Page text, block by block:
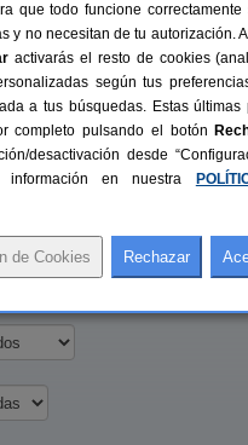
8+1
desde
Rural Aguas Frías
Omañuela (León)
que todo funcione correctamente
y no necesitan de tu autorización.
activarás el resto de cookies
según tus
a tus búsquedas. Estas últimas
completo pulsando el botón
desactivación desde
información en nuestra